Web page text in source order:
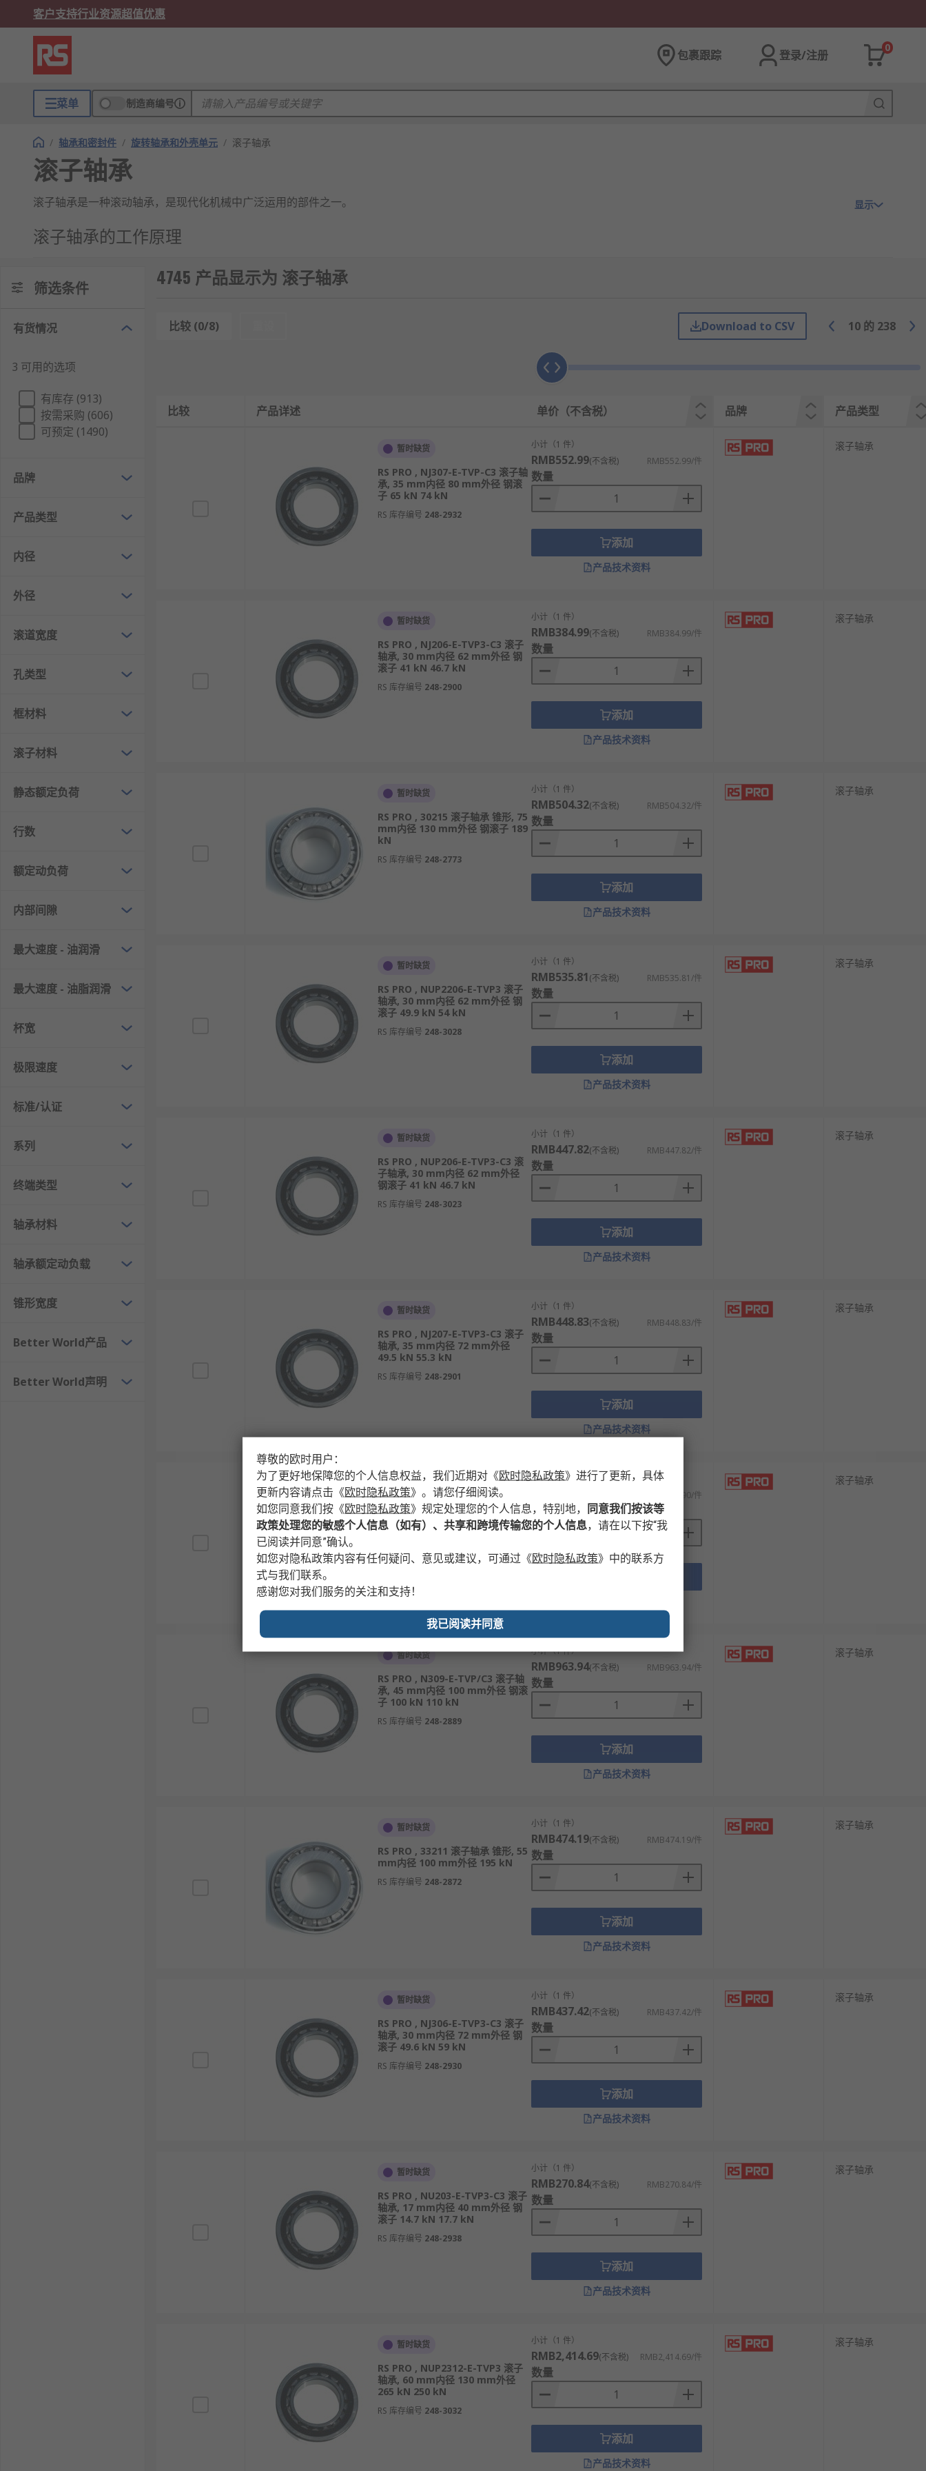
客户支持行业资源超值优惠
包裹跟踪 登录/注册
0
菜单 制造商编号
/ 轴承和密封件 / 旋转轴承和外壳单元 / 滚子轴承
滚子轴承
滚子轴承是一种滚动轴承，是现代化机械中广泛运用的部件之一。
滚子轴承的工作原理
通过在被称为轴承座圈的两个轴承环之间放置滚动元件（滚柱或滚珠）来承受负载。
滚子轴承现大多已经标准化。
球面滚子轴承：在内滚道上有两个轴承环，适合承受载荷和应对不对称问题。
滚针滚子轴承：采用长而细的圆柱形滚子来支撑径向载荷。
圆锥滚子轴承：带有锥形内外滚子和滚道，适合同时承受推力和径向载荷。
RS 欧时
为您提供了不同品牌的滚子轴承，如IKO、铁姆肯、RS PRO
等多款不同规格、型号的产品供您挑选，从而满足不同的应用场景需求。
的滚子轴承及相关产品，订购现货24小时内发货，线上下单满额免运费。
显示
筛选条件
有货情况
3 可用的选项
有库存 (913)
按需采购 (606)
可预定 (1490)
品牌
产品类型
内径
外径
滚道宽度
孔类型
框材料
滚子材料
静态额定负荷
行数
额定动负荷
内部间隙
最大速度 - 油润滑
最大速度 - 油脂润滑
杯宽
极限速度
标准/认证
系列
终端类型
轴承材料
轴承额定动负载
锥形宽度
Better World产品
Better World声明
4745 产品显示为 滚子轴承
比较 (0/8) Download to CSV 10 的 238
比较 产品详述 单价（不含税） 品牌 产品类型
暂时缺货
RS PRO , NJ307-E-TVP-C3 滚子轴
承, 35 mm内径 80 mm外径 钢滚
子 65 kN 74 kN
RS 库存编号 248-2932
小计（1 件）
RMB552.99(不含税) RMB552.99/件
数量
添加
产品技术资料
滚子轴承
暂时缺货
RS PRO , NJ206-E-TVP3-C3 滚子
轴承, 30 mm内径 62 mm外径 钢
滚子 41 kN 46.7 kN
RS 库存编号 248-2900
小计（1 件）
RMB384.99(不含税) RMB384.99/件
数量
添加
产品技术资料
滚子轴承
暂时缺货
RS PRO , 30215 滚子轴承 锥形, 75
mm内径 130 mm外径 钢滚子 189
kN
RS 库存编号 248-2773
小计（1 件）
RMB504.32(不含税) RMB504.32/件
数量
添加
产品技术资料
滚子轴承
暂时缺货
RS PRO , NUP2206-E-TVP3 滚子
轴承, 30 mm内径 62 mm外径 钢
滚子 49.9 kN 54 kN
RS 库存编号 248-3028
小计（1 件）
RMB535.81(不含税) RMB535.81/件
数量
添加
产品技术资料
滚子轴承
暂时缺货
RS PRO , NUP206-E-TVP3-C3 滚
子轴承, 30 mm内径 62 mm外径
钢滚子 41 kN 46.7 kN
RS 库存编号 248-3023
小计（1 件）
RMB447.82(不含税) RMB447.82/件
数量
添加
产品技术资料
滚子轴承
暂时缺货
RS PRO , NJ207-E-TVP3-C3 滚子
轴承, 35 mm内径 72 mm外径
49.5 kN 55.3 kN
RS 库存编号 248-2901
小计（1 件）
RMB448.83(不含税) RMB448.83/件
数量
添加
产品技术资料
滚子轴承
暂时缺货
RS PRO , 32021-X 滚子轴承 锥形,
105 mm内径 160 mm外径 钢滚子
310 kN
小计（1 件）
RMB1,167.90/件
数量
滚子轴承
暂时缺货
RS PRO , N309-E-TVP/C3 滚子轴
承, 45 mm内径 100 mm外径 钢滚
子 100 kN 110 kN
RS 库存编号 248-2889
小计（1 件）
RMB963.94(不含税) RMB963.94/件
数量
添加
产品技术资料
滚子轴承
暂时缺货
RS PRO , 33211 滚子轴承 锥形, 55
mm内径 100 mm外径 195 kN
RS 库存编号 248-2872
小计（1 件）
RMB474.19(不含税) RMB474.19/件
数量
添加
产品技术资料
滚子轴承
暂时缺货
RS PRO , NJ306-E-TVP3-C3 滚子
轴承, 30 mm内径 72 mm外径 钢
滚子 49.6 kN 59 kN
RS 库存编号 248-2930
小计（1 件）
RMB437.42(不含税) RMB437.42/件
数量
添加
产品技术资料
滚子轴承
暂时缺货
RS PRO , NU203-E-TVP3-C3 滚子
轴承, 17 mm内径 40 mm外径 钢
滚子 14.7 kN 17.7 kN
RS 库存编号 248-2938
小计（1 件）
RMB270.84(不含税) RMB270.84/件
数量
添加
产品技术资料
滚子轴承
暂时缺货
RS PRO , NUP2312-E-TVP3 滚子
轴承, 60 mm内径 130 mm外径
265 kN 250 kN
RS 库存编号 248-3032
小计（1 件）
RMB2,414.69(不含税) RMB2,414.69/件
数量
添加
产品技术资料
滚子轴承
尊敬的欧时用户：
为了更好地保障您的个人信息权益，我们近期对 《欧时隐私政策》 进行了更新，具体
更新内容请点击 《欧时隐私政策》 。请您仔细阅读。
如您同意我们按 《欧时隐私政策》 规定处理您的个人信息，特别地，
同意我们按该等
政策处理您的敏感个人信息（如有）、共享和跨境传输您的个人信息，请在以下按“我
已阅读并同意”确认。
如您对隐私政策内容有任何疑问、意见或建议，可通过 《欧时隐私政策》 中的联系方
式与我们联系。
感谢您对我们服务的关注和支持！
我已阅读并同意